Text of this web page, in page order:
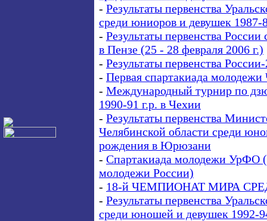
- Результаты первенства
среди юниоров и девушек 1987-
- Результаты первенства
в Пензе (25 - 28 февраля 2006 г.)
- Результаты первенства
- Первая спартакиада
- Международный турнир по
1990-91 г.р. в Чехии
- Результаты первенства
Челябинской области среди
рождения в Юрюзани
- Спартакиада молодежи УрФО
молодежи России)
- 18-й ЧЕМПИОНАТ МИРА
- Результаты первенства
среди юношей и девушек 1992-